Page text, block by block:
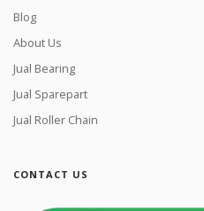
Blog
About Us
Jual Bearing
Jual Sparepart
Jual Roller Chain
CONTACT US